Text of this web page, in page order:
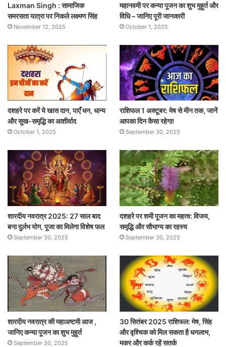
Laxman Singh : सामाजिक
समरसता यात्रा पर निकले लक्ष्मण सिंह
November 12, 2025
महानवमी पर कन्या पूजन का शुभ मुहूर्त और
विधि – जानिए पूरी जानकारी
October 1, 2025
दशहरे पर करें ये खास दान, पाएँ धन, धान्य
और सुख-समृद्धि का आशीर्वाद
October 1, 2025
राशिफल 1 अक्टूबर: मेष से मीन तक, जानें
आपका दिन कैसा रहेगा!
September 30, 2025
शारदीय नवरात्र 2025: 27 साल बाद
बना दुर्लभ योग, पूजा का मिलेगा विशेष फल
September 30, 2025
दशहरे पर शमी पूजन का महत्व: विजय,
समृद्धि और सौभाग्य का रहस्य
September 30, 2025
शारदीय नवरात्र की महाअष्टमी आज ,
जानिए कन्या पूजन का शुभ मुहूर्त
September 30, 2025
30 सितंबर 2025 राशिफल: मेष, सिंह
और वृश्चिक को मिल सकता है धनलाभ,
मकर और कर्क रहें सतर्क